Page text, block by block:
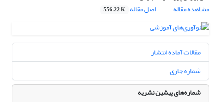
مشاهده مقاله
اصل مقاله 556.22 K
مقالات آماده انتشار
شماره جاری
شماره‌های پیشین نشریه